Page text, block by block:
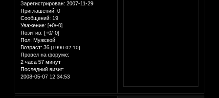
Зарегистрирован: 2007-11-29
Приглашений: 0
Сообщений: 19
Уважение: [+0/-0]
Позитив: [+0/-0]
Пол: Мужской
Возраст: 36 [1990-02-10]
Провел на форуме:
2 часа 57 минут
Последний визит:
2008-05-07 12:34:53